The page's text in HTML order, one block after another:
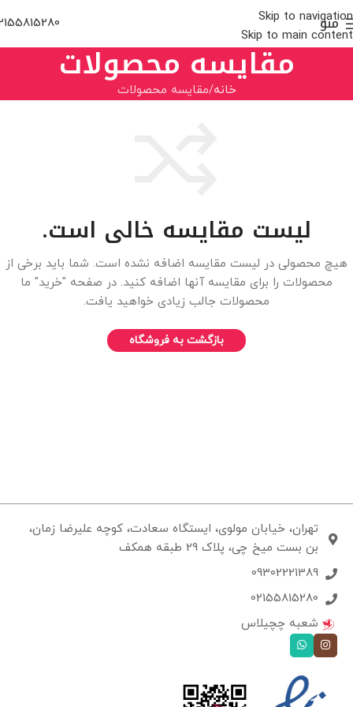
Skip to navigation
Skip to main content
منو
مقایسه محصولات
خانه مقایسه محصولات
لیست مقایسه خالی است.
هیچ محصولی در لیست مقایسه اضافه نشده است. شما باید برخی از
محصولات را برای مقایسه آنها اضافه کنید. در صفحه "خرید" ما
محصولات جالب زیادی خواهید یافت.
بازگشت به فروشگاه
تهران، خیابان مولوی، ایستگاه سعادت، کوچه علیرضا زمان،
بن بست میخ چی، پلاک 29 طبقه همکف
09302221389
02155815280
شعبه چچیلاس